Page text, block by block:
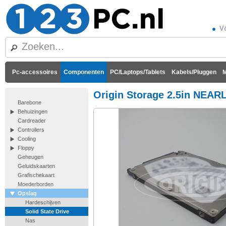
Pc-accessoires Componenten PC/Laptops/Tablets Kabels/Pluggen
Barebone
Behuizingen
Cardreader
Controllers
Cooling
Floppy
Geheugen
Geluidskaarten
Grafischekaart
Moederborden
Opslag
Hardeschijven
Solid State Drive
Nas
Origin Storage 2.5in